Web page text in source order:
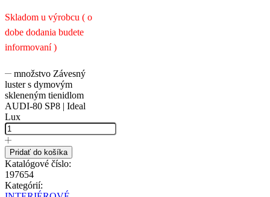
Skladom u výrobcu ( o
dobe dodania budete
informovaní )
množstvo Závesný
luster s dymovým
skleneným tienidlom
AUDI-80 SP8 | Ideal
Lux
Pridať do košíka
Katalógové číslo:
197654
Kategórií: